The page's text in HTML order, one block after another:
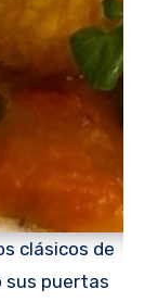
clásicos de
sus puertas